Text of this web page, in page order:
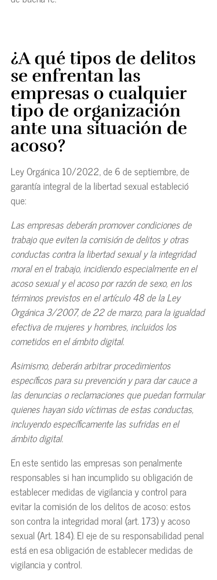
¿A qué tipos de delitos
se enfrentan las
empresas o cualquier
tipo de organización
ante una situación de
acoso?
Ley Orgánica 10/2022, de 6 de septiembre, de
garantía integral de la libertad sexual estableció
que:
Las empresas deberán promover condiciones de
trabajo que eviten la comisión de delitos y otras
conductas contra la libertad sexual y la integridad
moral en el trabajo, incidiendo especialmente en el
acoso sexual y el acoso por razón de sexo, en los
términos previstos en el artículo 48 de la Ley
Orgánica 3/2007, de 22 de marzo, para la igualdad
efectiva de mujeres y hombres, incluidos los
cometidos en el ámbito digital.
Asimismo, deberán arbitrar procedimientos
específicos para su prevención y para dar cauce a
las denuncias o reclamaciones que puedan formular
quienes hayan sido víctimas de estas conductas,
incluyendo específicamente las sufridas en el
ámbito digital.
En este sentido las empresas son penalmente
responsables si han incumplido su obligación de
establecer medidas de vigilancia y control para
evitar la comisión de los delitos de acoso: estos
son contra la integridad moral (art. 173) y acoso
sexual (Art. 184). El eje de su responsabilidad penal
está en esa obligación de establecer medidas de
vigilancia y control.